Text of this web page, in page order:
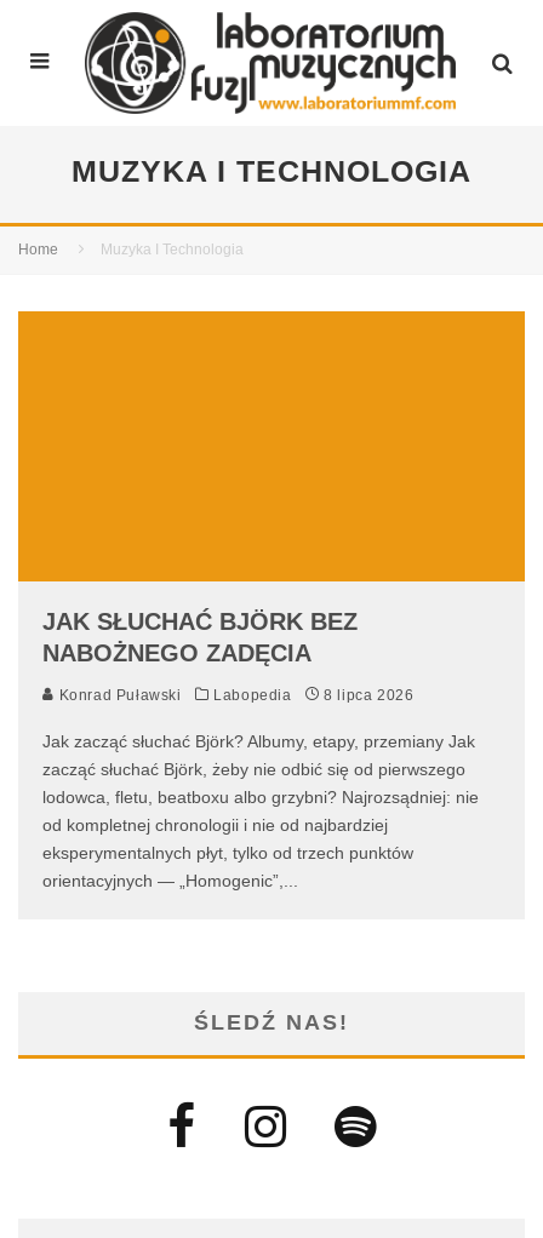
MUZYKA I TECHNOLOGIA
Home Muzyka I Technologia
JAK SŁUCHAĆ BJÖRK BEZ
NABOŻNEGO ZADĘCIA
Konrad Puławski Labopedia 8 lipca 2026
Jak zacząć słuchać Björk? Albumy, etapy, przemiany Jak
zacząć słuchać Björk, żeby nie odbić się od pierwszego
lodowca, fletu, beatboxu albo grzybni? Najrozsądniej: nie
od kompletnej chronologii i nie od najbardziej
eksperymentalnych płyt, tylko od trzech punktów
orientacyjnych — „Homogenic”,...
ŚLEDŹ NAS!